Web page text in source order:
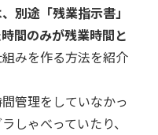
別途「残業指示書」
間のみが残業時間と
みを作る方法を紹介
管理をしていなかっ
しゃべっていたり、